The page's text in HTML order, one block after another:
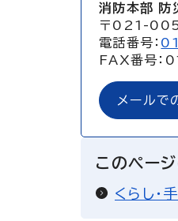
消防本部 防
〒021-
電話番号：
FAX番号
メールで
このペー
くらし・